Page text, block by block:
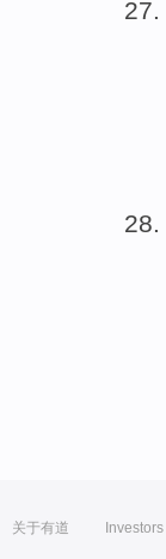
关于有道 Investors